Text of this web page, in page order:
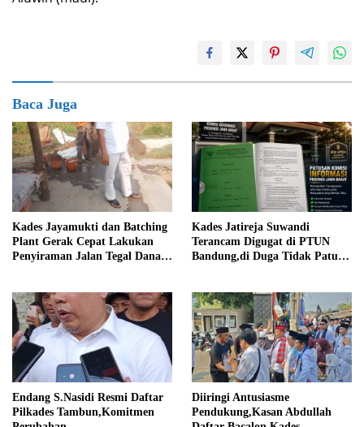
Baca Juga
Kades Jayamukti dan Batching
Plant Gerak Cepat Lakukan
Penyiraman Jalan Tegal Danas
Kades Jatireja Suwandi
Terancam Digugat di PTUN
Bandung,di Duga Tidak Patuhi
Endang S.Nasidi Resmi Daftar
Pilkades Tambun,Komitmen
Diiringi Antusiasme
Pendukung,Kasan Abdullah